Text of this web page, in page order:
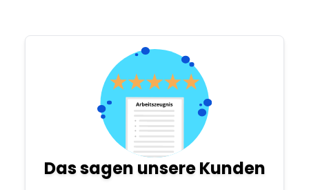
Das sagen unsere Kunden